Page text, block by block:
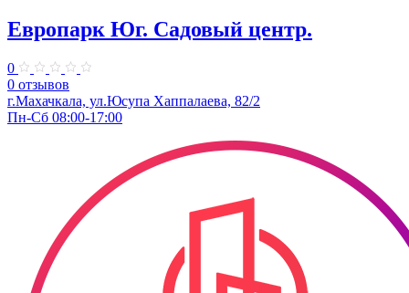
Европарк Юг. Садовый центр.
0
0 отзывов
г.Махачкала, ул.Юсупа Хаппалаева, 82/2
Пн-Сб 08:00-17:00